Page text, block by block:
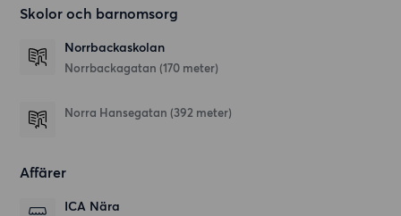
Skolor och barnomsorg
Norrbackaskolan
Norrbackagatan (170 meter)
Norra Hansegatan (392 meter)
Affärer
ICA Nära